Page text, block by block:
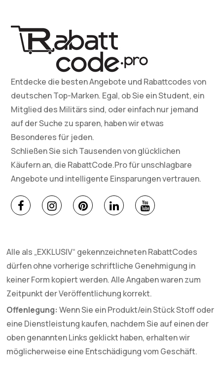
Entdecke die besten Angebote und Rabattcodes von
deutschen Top-Marken. Egal, ob Sie ein Student, ein
Mitglied des Militärs sind, oder einfach nur jemand
auf der Suche zu sparen, haben wir etwas
Besonderes für jeden.
Schließen Sie sich Tausenden von glücklichen
Käufern an, die RabattCode.Pro für unschlagbare
Angebote und intelligente Einsparungen vertrauen.
Alle als „EXKLUSIV“ gekennzeichneten RabattCodes
dürfen ohne vorherige schriftliche Genehmigung in
keiner Form kopiert werden. Alle Angaben waren zum
Zeitpunkt der Veröffentlichung korrekt.
Offenlegung: Wenn Sie ein Produkt/ein Stück Stoff oder
eine Dienstleistung kaufen, nachdem Sie auf einen der
oben genannten Links geklickt haben, erhalten wir
möglicherweise eine Entschädigung vom Geschäft.